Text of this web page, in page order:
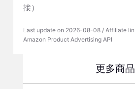
接）
Last update on 2026-08-08 / Affiliate
Amazon Product Advertising API
更多商品